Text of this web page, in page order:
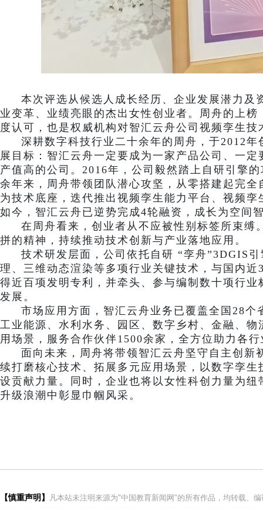
本次评选从候选人成长经历、企业发展潜力
业变革、业绩亮眼的杰出女性创业者。周舟的上
度认可，也是权威机构对智汇云舟公司视频孪生
深耕数字科技行业二十余年的周舟，于2012年
展目标： 智汇云舟一定要成为一家产品公司、一
产值高的公司。 2016年，公司毅然踏上自研引擎
余年来，周舟带领团队潜心攻坚，从零搭建起完
为技术底座，迭代推出视频孪生能力平台、视频
如今，智汇云舟已逆势完成4轮融资，成长为空间
在周舟看来，创业者从不应被性别标签所束
拼的精神，持续推动技术创新与产业落地应用。
技术研发层面，公司依托自研 “孪舟”3DGIS
理、三维动态渲染等多项行业关键技术，与国内
得近百项发明专利，并牵头、参与编制数十项行
发展。
市场应用方面，智汇云舟业务已覆盖全国 28个
工业能源、水利水务、园区、数字乡村、金融、
用场景，服务合作伙伴1500余家，全方位助力各
面向未来，周舟将带领智汇云舟坚守自主创
续打磨核心技术、拓展多元应用场景，以数字孪
设贡献力量。同时，企业也将以女性科创力量为
升级浪潮中彰显巾帼风采。
【慎重声明】
凡本站未注明来源为"中国教育新闻网"的所有作品，均转载、